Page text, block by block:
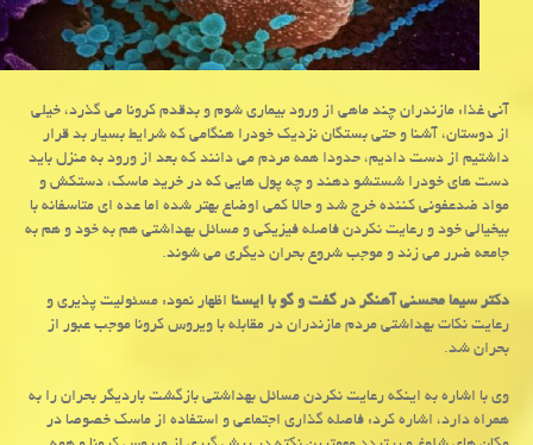
آنی غذا: مازندران چند ماهی از ورود بیماری شوم و بدقدم كرونا می گذرد، خیلی
از دوستان، آشنا و حتی بستگان نزدیك خودرا هنگامی كه شرایط بسیار بد قرار
داشتیم از دست دادیم، حدودا همه مردم می دانند كه بعد از ورود به منزل باید
دست های خودرا شستشو دهند و چه پول هایی كه در خرید ماسك، دستكش و
مواد ضدعفونی كننده خرج شد و حالا كمی اوضاع بهتر شده اما عده ای متاسفانه با
بیخیالی خود و رعایت نكردن فاصله فیزیكی و مسائل بهداشتی هم به خود و هم به
جامعه ضرر می زند و موجب شروع بحران دیگری می شوند.
دکتر سیما محسنی آهنگر در گفت و گو با ایسنااظهار نمود: مسئولیت پذیری و
رعایت نکات بهداشتی مردم مازندران در مقابله با ویروس کرونا موجب عبور از
بحران شد.
وی با اشاره به اینکه رعایت نکردن مسائل بهداشتی بازگشت باردیگر بحران را به
همراه دارد، اشاره کرد: فاصله گذاری اجتماعی و استفاده از ماسک خصوصا در